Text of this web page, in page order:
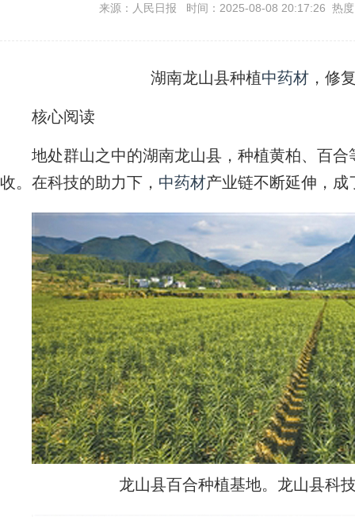
来源：人民日报 时间：2025-08-08 20:17:26 热
湖南龙山县种植中药材 ，修
核心阅读
地处群山之中的湖南龙山县，种植黄柏、百合
收。在科技的助力下， 中药材产业链不断延伸，成
龙山县百合种植基地。龙山县科